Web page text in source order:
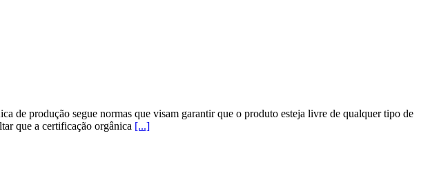
de produção segue normas que visam garantir que o produto esteja livre de qualquer tipo de
que a certificação orgânica [...]